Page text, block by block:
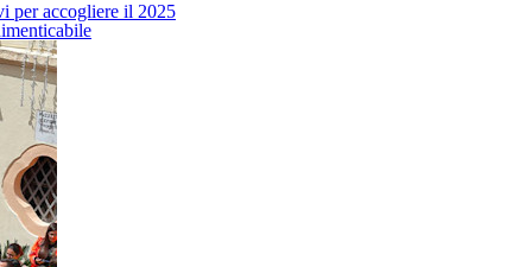
per accogliere il 2025